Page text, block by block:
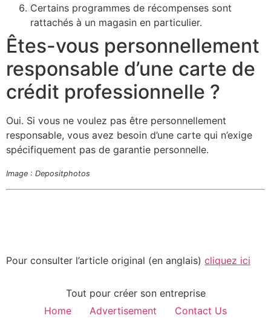
Certains programmes de récompenses sont
rattachés à un magasin en particulier.
Êtes-vous personnellement
responsable d’une carte de
crédit professionnelle ?
Oui. Si vous ne voulez pas être personnellement
responsable, vous avez besoin d’une carte qui n’exige
spécifiquement pas de garantie personnelle.
Image : Depositphotos
Pour consulter l’article original (en anglais) cliquez ici
Tout pour créer son entreprise
Home
Advertisement
Contact Us